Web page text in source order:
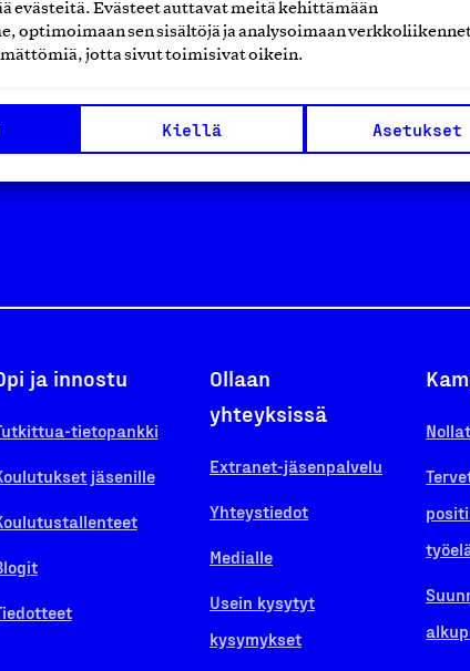
evästeitä. Evästeet auttavat meitä kehittämään
optimoimaan sen sisältöjä ja analysoimaan
jotta sivut toimisivat oikein.
Kiellä Asetukset
kansainvälisiin
sitten edistämään
yhdistää ihmisiä ja
työtä!
laskutus@suomalainentyo.fi
ja innostu
tietopankki
jäsenille
Ollaan
yhteyksissä
Extranet-jäsenpalvelu
Yhteystiedot
Medialle
Usein kysytyt
kysymykset